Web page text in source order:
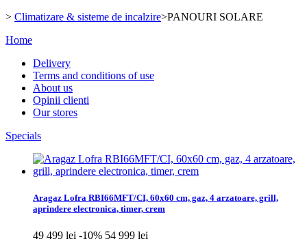
> Climatizare & sisteme de incalzire>PANOURI SOLARE
Home
Delivery
Terms and conditions of use
About us
Opinii clienti
Our stores
Specials
Aragaz Lofra RBI66MFT/CI, 60x60 cm, gaz, 4 arzatoare, grill,
aprindere electronica, timer, crem
49 499 lei -10% 54 999 lei